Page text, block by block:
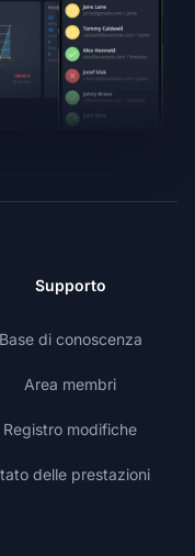
Supporto
Base di conoscenza
Area membri
Registro modifiche
delle prestazioni